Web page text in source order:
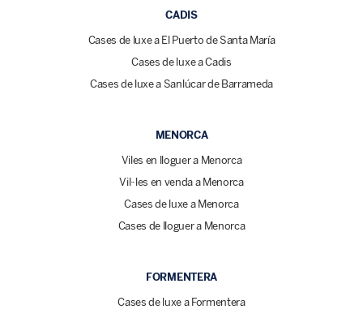
CADIS
Cases de luxe a El Puerto de Santa María
Cases de luxe a Cadis
Cases de luxe a Sanlúcar de Barrameda
MENORCA
Viles en lloguer a Menorca
Vil·les en venda a Menorca
Cases de luxe a Menorca
Cases de lloguer a Menorca
FORMENTERA
Cases de luxe a Formentera